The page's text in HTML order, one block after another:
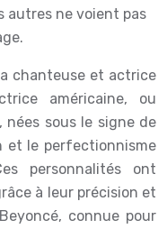
autres ne voient pas
chanteuse et actrice
américaine, ou
nées sous le signe de
et le perfectionnisme
personnalités ont
à leur précision et
connue pour